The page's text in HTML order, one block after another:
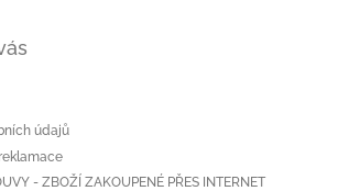
údajů
- ZBOŽÍ ZAKOUPENÉ PŘES INTERNET